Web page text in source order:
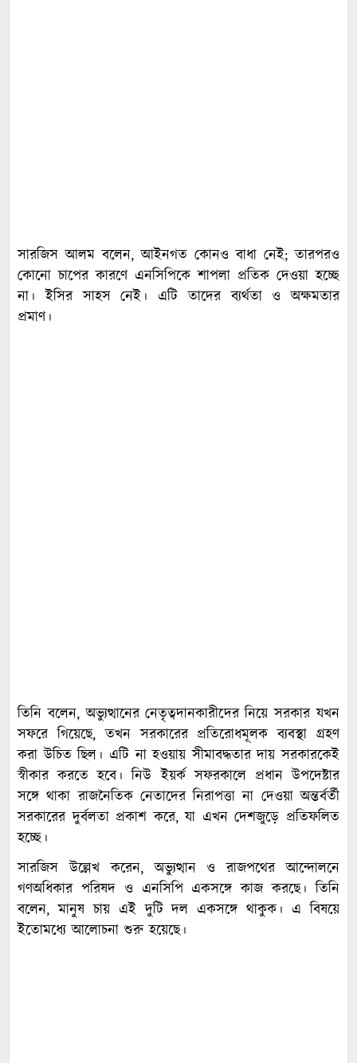
সারজিস আলম বলেন, আইনগত কোনও বাধা নেই; তারপরও
কোনো চাপের কারণে এনসিপিকে শাপলা প্রতিক দেওয়া হচ্ছে
না। ইসির সাহস নেই। এটি তাদের ব্যর্থতা ও অক্ষমতার
প্রমাণ।
তিনি বলেন, অভ্যুত্থানের নেতৃত্বদানকারীদের নিয়ে সরকার যখন
সফরে গিয়েছে, তখন সরকারের প্রতিরোধমূলক ব্যবস্থা গ্রহণ
করা উচিত ছিল। এটি না হওয়ায় সীমাবদ্ধতার দায় সরকারকেই
স্বীকার করতে হবে। নিউ ইয়র্ক সফরকালে প্রধান উপদেষ্টার
সঙ্গে থাকা রাজনৈতিক নেতাদের নিরাপত্তা না দেওয়া অন্তর্বর্তী
সরকারের দুর্বলতা প্রকাশ করে, যা এখন দেশজুড়ে প্রতিফলিত
হচ্ছে।
সারজিস উল্লেখ করেন, অভ্যুত্থান ও রাজপথের আন্দোলনে
গণঅধিকার পরিষদ ও এনসিপি একসঙ্গে কাজ করছে। তিনি
বলেন, মানুষ চায় এই দুটি দল একসঙ্গে থাকুক। এ বিষয়ে
ইতোমধ্যে আলোচনা শুরু হয়েছে।